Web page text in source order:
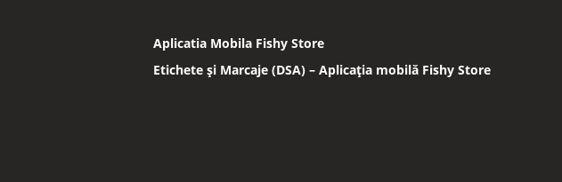
Aplicatia Mobila Fishy Store
Etichete și Marcaje (DSA) – Aplicația mobilă Fishy Store